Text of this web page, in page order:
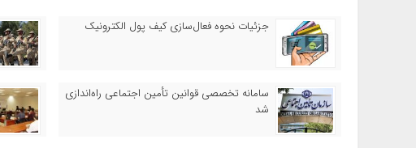
جزئیات نحوه فعال‌سازی کیف پول الکترونیک
سامانه تخصصی قوانین تأمین اجتماعی راه‌اندازی
شد